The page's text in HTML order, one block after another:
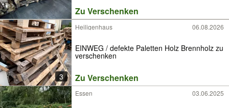
Zu Verschenken
3
Heiligenhaus 06.08.2026
EINWEG / defekte Paletten Holz Brennholz zu
verschenken
Zu Verschenken
Essen 03.06.2025